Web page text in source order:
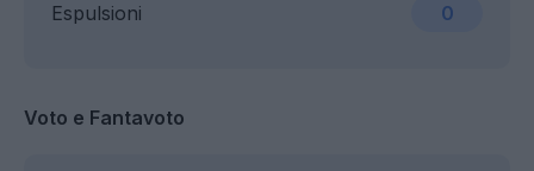
Espulsioni 0
Voto e Fantavoto